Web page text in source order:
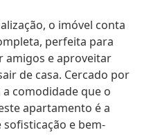
o imóvel conta
perfeita para
amigos e aproveitar
de casa. Cercado por
comodidade que o
apartamento é a
e bem-